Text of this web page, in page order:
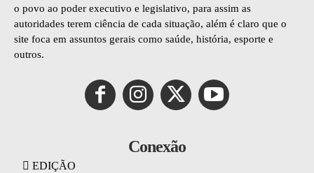
o povo ao poder executivo e legislativo, para assim as
autoridades terem ciência de cada situação, além é claro que o
site foca em assuntos gerais como saúde, história, esporte e
outros.
Conexão
EDIÇÃO